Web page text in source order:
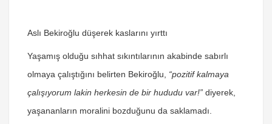
Aslı Bekiroğlu düşerek kaslarını yırttı
Yaşamış olduğu sıhhat sıkıntılarının akabinde sabırlı
olmaya çalıştığını belirten Bekiroğlu, “pozitif kalmaya
çalışıyorum lakin herkesin de bir hududu var!” diyerek,
yaşananların moralini bozduğunu da saklamadı.